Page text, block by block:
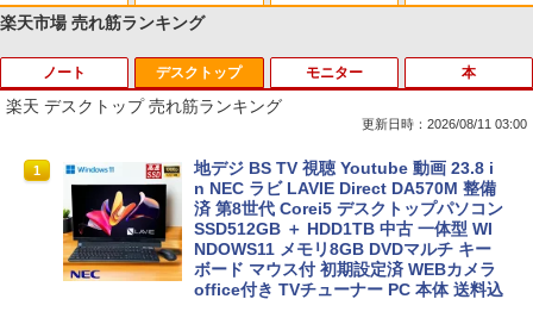
Anker Soundcore P40i オフホワイト
￥7,990
Anker Soundcore P31i ピンク
￥5,990
BRUCE WAYNE feat. Flo Milli, ATL Jacob
[Explicit]
BRUCE WAYNE feat. Flo Milli, ATL Jacob
[Explicit]
￥250
by Amazon 天然水 ラベルレス 500ml ×24本
富士山の天然水 バナジウム含有 水 ミネラル
ウォーター ペットボトル 静岡県産 500ミリリ
￥1,380
【Amazon.co.jp限定】 い・ろ・は・す 2L P
ET ラベルレス ×8本
薬屋のひとりごと 17巻 (デジタル版ビッグガ
ンガンコミックス)
ONE PIECE モノクロ版 115 (ジャンプコミッ
クスDIGITAL)
￥594
楽天市場 売れ筋ランキング
ノート
1
MS限定クーポンあり! 【Win11正式対
応】Webカメラ&テンキー付き ノートパ
ソコン 中古 パソコン メモリ 8GB 最大3
2GB 新品 SSD 256GB 高性能 第8世代 C
ore i5搭載 DVD 中古ノートパソコン Win
dows11 Pro 店長オススメ おまかせ 15.6
型 無線LAN office付き 2026 福袋 ギフト
デスクトップ
楽天 デスクトップ 売れ筋ランキング
更新日時：2026/08/11 03:00
1
地デジ BS TV 視聴 Youtube 動画 23.8 i
n NEC ラビ LAVIE Direct DA570M 整備
済 第8世代 Corei5 デスクトップパソコン
SSD512GB ＋ HDD1TB 中古 一体型 WI
NDOWS11 メモリ8GB DVDマルチ キー
ボード マウス付 初期設定済 WEBカメラ
office付き TVチューナー PC 本体 送料込
モニター 本